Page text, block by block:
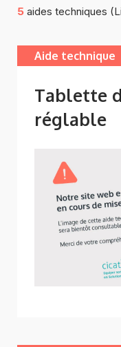
5 aides techniques
Aide technique
Tablette
réglable